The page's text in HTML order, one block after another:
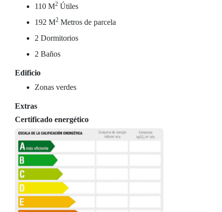
110 M2 Útiles
192 M2 Metros de parcela
2 Dormitorios
2 Baños
Edificio
Zonas verdes
Extras
Certificado energético